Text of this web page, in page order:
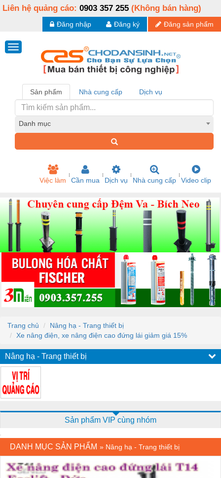
Liên hệ quảng cáo: 0903 357 255 (Không bán hàng)
Đăng sản phẩm
Đăng ký
Đăng nhập
Sản phẩm Nhà cung cấp Dịch vụ
Danh mục
Việc làm Cần mua Dịch vụ Nhà cung cấp Video clip
Trang chủ
Nâng hạ - Trang thiết bị
Xe nâng điện, xe nâng điện cao đứng lái giảm giá 15%
Nâng hạ - Trang thiết bị
Sản phẩm VIP cùng nhóm
DANH MỤC SẢN PHẨM » Nâng hạ - Trang thiết bị